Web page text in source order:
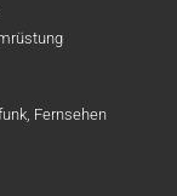
Fernsehen